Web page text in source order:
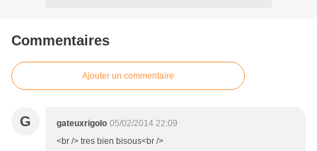
Commentaires
Ajouter un commentaire
G gateuxrigolo 05/02/2014 22:09
<br /> tres bien bisous<br />